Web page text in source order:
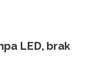
LED, brak